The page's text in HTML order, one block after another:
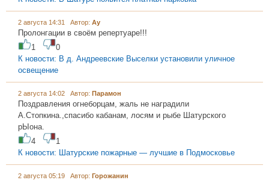
2 августа 14:31 Автор: Ау
Пролонгации в своём репертуаре!!!
1
0
К новости: В д. Андреевские Выселки установили уличное
освещение
2 августа 14:02 Автор: Парамон
Поздравления огнеборцам, жаль не наградили
А.Стопкина.,спасибо кабанам, лосям и рыбе Шатурского
рЫона.
4
1
К новости: Шатурские пожарные — лучшие в Подмосковье
2 августа 05:19 Автор: Горожанин